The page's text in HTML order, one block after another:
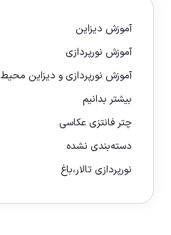
آموزش دیزاین
آموزش نورپردازی
آموزش نورپردازی و دیزاین محیط
بیشتر بدانیم
چتر فانتزی عکاسی
دسته‌بندی نشده
نورپردازی تالار،باغ